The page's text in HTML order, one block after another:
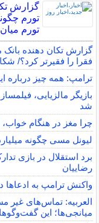
گزارش
تورم
گزارش تکان‌ دهنده بانک
فقرا را فقیرتر کرد؟/ شکاف ۱۵ درصدی تورم میان
ترامپ: همه چیز درباره
بازیگر مالزیایی،
شد
چرا مغز در هنگام
لیونل مسی چگونه
برد استقلال در بازی
رضاییان
واکنش ترامپ به
العربیه: تماس‌های غیر
میانجی‌ها؛ این